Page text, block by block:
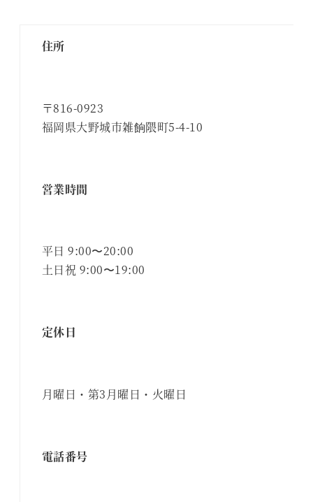
住所
〒816-0923
福岡県大野城市雑餉隈町5-4-10
営業時間
平日 9:00〜20:00
土日祝 9:00〜19:00
定休日
月曜日・第3月曜日・火曜日
電話番号